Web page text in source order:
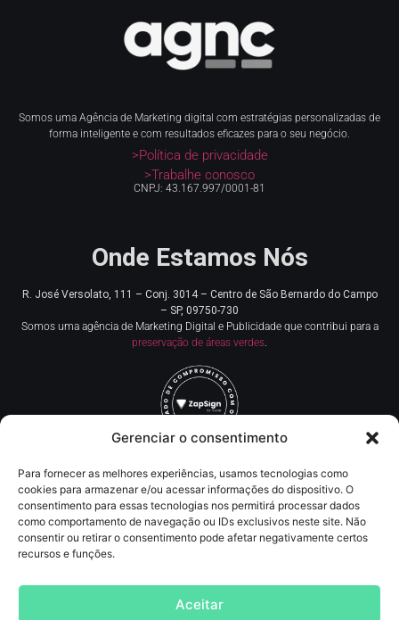
Gerenciar o consentimento
Para fornecer as melhores experiências, usamos tecnologias como
cookies para armazenar e/ou acessar informações do dispositivo. O
consentimento para essas tecnologias nos permitirá processar dados
como comportamento de navegação ou IDs exclusivos neste site. Não
consentir ou retirar o consentimento pode afetar negativamente certos
recursos e funções.
Aceitar
Somos uma Agência de Marketing digital com estratégias personalizadas de
forma inteligente e com resultados eficazes para o seu negócio.
>Política de privacidade
>Trabalhe conosco
CNPJ: 43.167.997/0001-81
Onde Estamos Nós
R. José Versolato, 111 – Conj. 3014 – Centro de São Bernardo do Campo
– SP, 09750-730
Somos uma agência de Marketing Digital e Publicidade que contribui para a
preservação de áreas verdes.
Redes Sociais
Contato
contato@agncservicos.com